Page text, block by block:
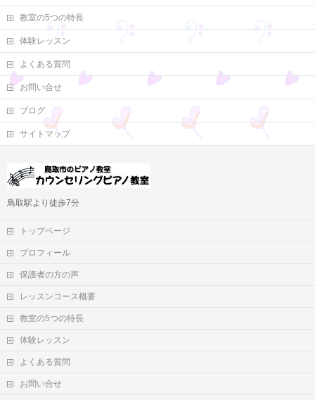
教室の5つの特長
体験レッスン
よくある質問
お問い合せ
ブログ
サイトマップ
鳥取駅より徒歩7分
トップページ
プロフィール
保護者の方の声
レッスンコース概要
教室の5つの特長
体験レッスン
よくある質問
お問い合せ